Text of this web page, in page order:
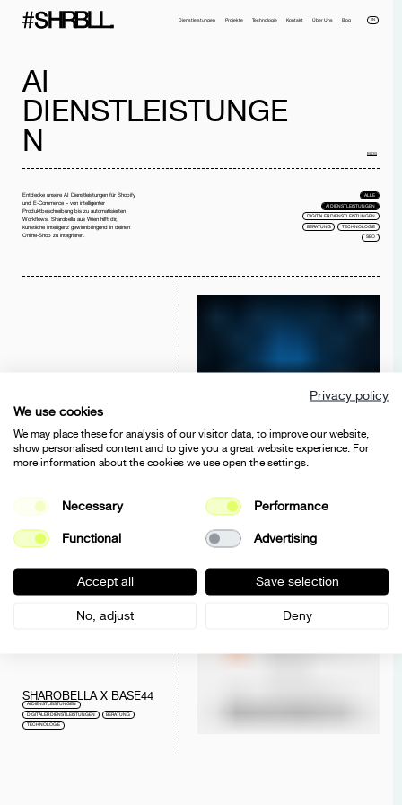
Dienstleistungen Projekte Technologie Kontakt Über Uns Blog EN
AI
DIENSTLEISTUNGE
N
BLOG
Entdecke unsere AI Dienstleistungen für Shopify
und E-Commerce – von intelligenter
Produktbeschreibung bis zu automatisierten
Workflows. Sharobella aus Wien hilft dir,
künstliche Intelligenz gewinnbringend in deinen
Online-Shop zu integrieren.
ALLE
AI DIENSTLEISTUNGEN
DIGITALER DIENSTLEISTUNGEN
BERATUNG TECHNOLOGIE
SEO
UNTERNEHMEN
AI DIENSTLEISTUNGEN TECHNOLOGIE
VERANTWORTUNGS-
VOLLES VIBE CODING
SHAROBELLA X BASE44
AI DIENSTLEISTUNGEN
DIGITALER DIENSTLEISTUNGEN BERATUNG
TECHNOLOGIE
Email*
Datenschutzerklärung
NACHRICHT SENDEN
Privacy policy
We use cookies
We may place these for analysis of our visitor data, to improve our website,
show personalised content and to give you a great website experience. For
more information about the cookies we use open the settings.
Necessary Performance
Functional Advertising
Accept all Save selection
No, adjust Deny